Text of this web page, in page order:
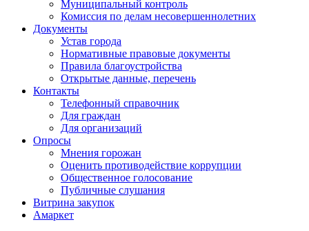
Муниципальный контроль
Комиссия по делам несовершеннолетних
Документы
Устав города
Нормативные правовые документы
Правила благоустройства
Открытые данные, перечень
Контакты
Телефонный справочник
Для граждан
Для организаций
Опросы
Мнения горожан
Оценить противодействие коррупции
Общественное голосование
Публичные слушания
Витрина закупок
Амаркет